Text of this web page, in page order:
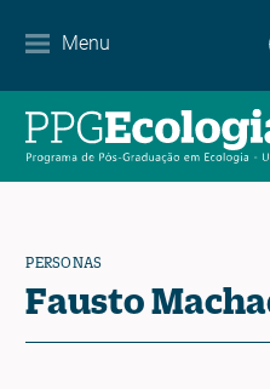
Menu
PERSONAS
Fausto